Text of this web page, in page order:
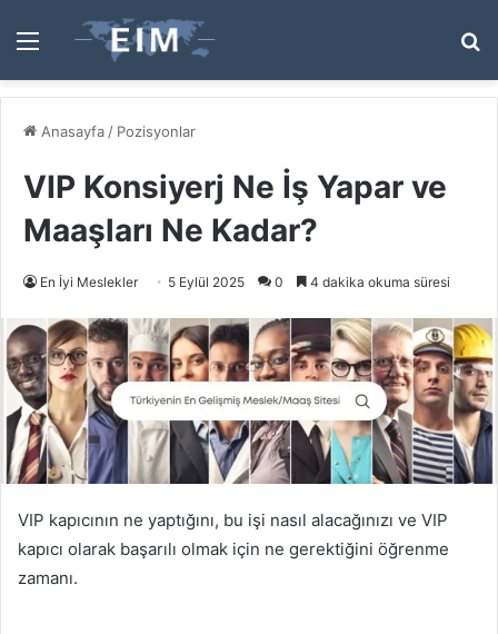
Menü
...
Anasayfa / Pozisyonlar
VIP Konsiyerj Ne İş Yapar ve
Maaşları Ne Kadar?
En İyi Meslekler 5 Eylül 2025 0 4 dakika okuma süresi
VIP kapıcının ne yaptığını, bu işi nasıl alacağınızı ve VIP
kapıcı olarak başarılı olmak için ne gerektiğini öğrenme
zamanı.